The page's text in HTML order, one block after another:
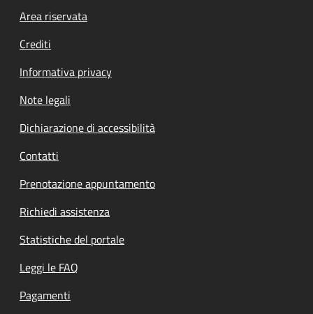
Footer menu
Area riservata
Crediti
Informativa privacy
Note legali
Dichiarazione di accessibilità
Contatti
Prenotazione appuntamento
Richiedi assistenza
Statistiche del portale
Leggi le FAQ
Pagamenti